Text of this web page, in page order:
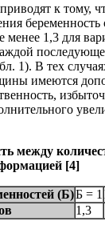
к тому,
беременность
1,3 для
1). В тех
имеются
между
[4]
(Б)Б = 1
1,3